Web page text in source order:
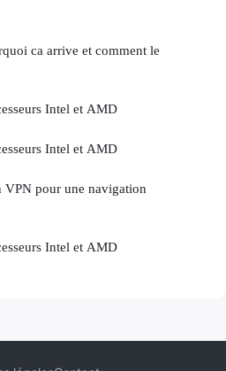
ca arrive et comment le
Intel et AMD
Intel et AMD
pour une navigation
Intel et AMD